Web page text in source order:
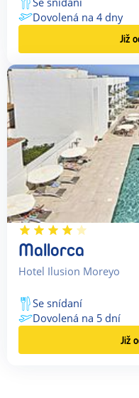
Dovolená na 4 dny
Již
Mallorca
Hotel Ilusion Moreyo
Se snídaní
Dovolená na 5 dní
Již